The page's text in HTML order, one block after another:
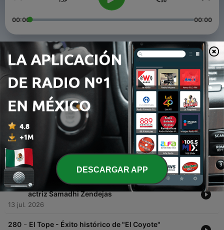
00:00 00:00
Episodios
284 - El Tope - Entrevista con Ernesto Alejandro
283 - El Tope - El Bogueto en la política
28 jul. 2026
- El Tope - Luis R. Conriquez de "taquero" - 18
Julio 26
20 jul. 2026
281 - El Tope - Romance entre Gabito Ballesteros y la
actriz Samadhi Zendejas
13 jul. 2026
280 - El Tope - Éxito histórico de "El Coyote"
DESCARGAR APP